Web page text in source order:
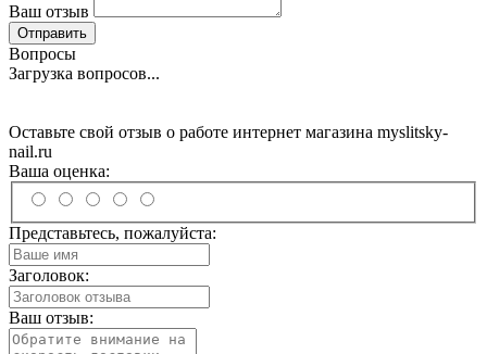
Ваш отзыв
Отправить
Вопросы
Загрузка вопросов...
Оставьте свой отзыв о работе интернет магазина myslitsky-
nail.ru
Ваша оценка:
Представьтесь, пожалуйста:
Заголовок:
Ваш отзыв: